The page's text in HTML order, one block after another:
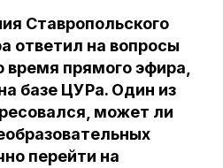
Ставропольского
ответил на вопросы
время прямого эфира,
базе ЦУРа. Один из
может ли
перейти на